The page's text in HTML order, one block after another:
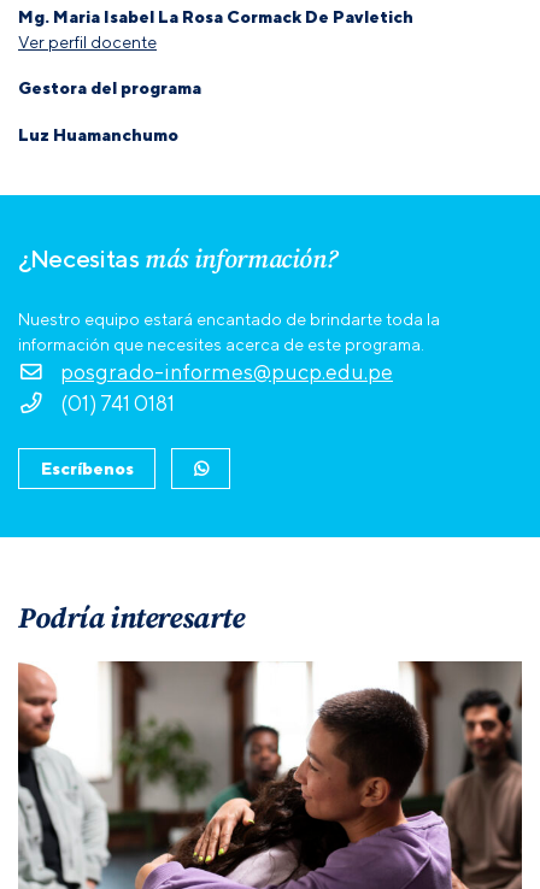
Mg. Maria Isabel La Rosa Cormack De Pavletich
Ver perfil docente
Gestora del programa
Luz Huamanchumo
¿Necesitas más información?
Nuestro equipo estará encantado de brindarte toda la
información que necesites acerca de este programa.
posgrado-informes@pucp.edu.pe
(01) 741 0181
Escríbenos
Podría interesarte